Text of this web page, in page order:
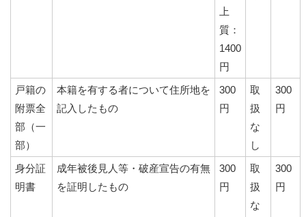
上
質：
1400
円
戸籍の
附票全
部（一
部）
本籍を有する者について住所地を
記入したもの
300
円
取
扱
な
し
300
円
身分証
明書
成年被後見人等・破産宣告の有無
を証明したもの
300
円
取
扱
な
300
円